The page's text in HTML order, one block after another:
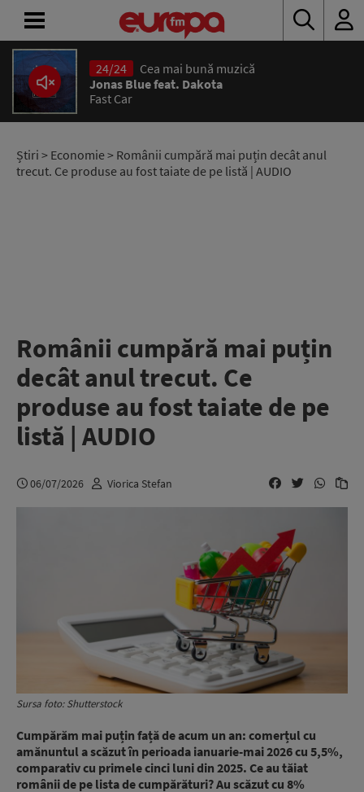
24/24
Cea mai bună muzică
Jonas Blue feat. Dakota
Fast Car
Știri > Economie> Românii cumpără mai puțin decât anul
trecut. Ce produse au fost taiate de pe listă | AUDIO
Românii cumpără mai puțin
decât anul trecut. Ce
produse au fost taiate de pe
listă | AUDIO
06/07/2026 Viorica Stefan
Sursa foto: Shutterstock
Cumpărăm mai puțin față de acum un an: comerțul cu
amănuntul a scăzut în perioada ianuarie-mai 2026 cu 5,5%,
comparativ cu primele cinci luni din 2025. Ce au tăiat
românii de pe lista de cumpărături? Au scăzut cu 8%
ACASĂ
ȘTIRI
RADIO